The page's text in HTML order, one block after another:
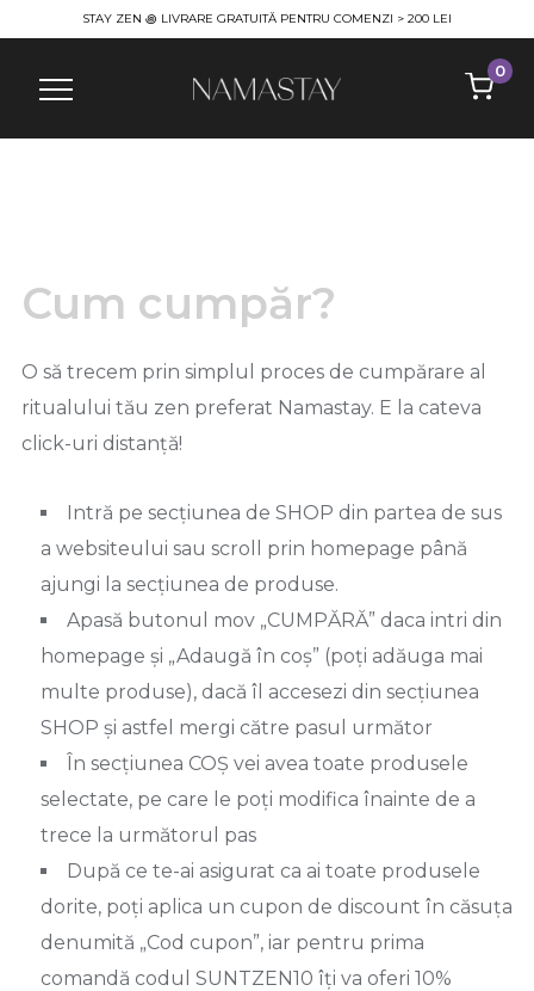
STAY ZEN ꩜ LIVRARE GRATUITĂ PENTRU COMENZI > 200 LEI
0
Info
Cum cumpăr?
O să trecem prin simplul proces de cumpărare al
ritualului tău zen preferat Namastay. E la cateva
click-uri distanță!
Intră pe secțiunea de SHOP din partea de sus
a websiteului sau scroll prin homepage până
ajungi la secțiunea de produse.
Apasă butonul mov „CUMPĂRĂ” daca intri din
homepage și „Adaugă în coș” (poți adăuga mai
multe produse), dacă îl accesezi din secțiunea
SHOP și astfel mergi către pasul următor
În secțiunea COȘ vei avea toate produsele
selectate, pe care le poți modifica înainte de a
trece la următorul pas
După ce te-ai asigurat ca ai toate produsele
dorite, poți aplica un cupon de discount în căsuța
denumită „Cod cupon”, iar pentru prima
comandă codul SUNTZEN10 îți va oferi 10%